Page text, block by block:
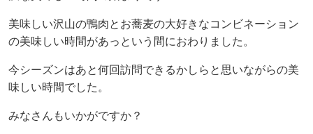
美味しい沢山の鴨肉とお蕎麦の大好きなコンビネーション
の美味しい時間があっという間におわりました。
今シーズンはあと何回訪問できるかしらと思いながらの美
味しい時間でした。
みなさんもいかがですか？